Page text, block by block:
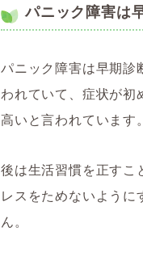
パニック障害は
パニック障害は早期診
われていて、症状が初
高いと言われています。
後は生活習慣を正すこ
レスをためないよう
ん。